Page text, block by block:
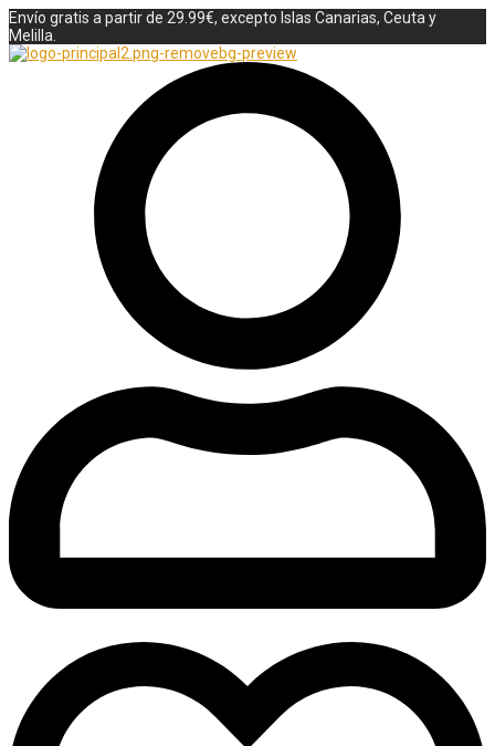
Envío gratis a partir de 29.99€, excepto Islas Canarias, Ceuta y
Melilla.